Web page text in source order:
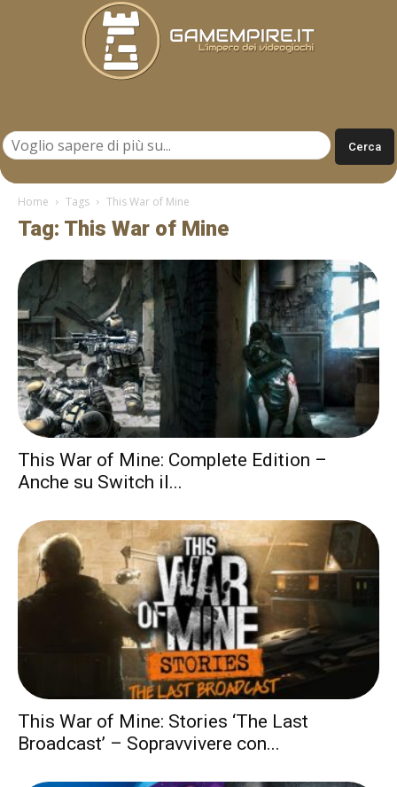
Home Tags This War of Mine
Tag: This War of Mine
This War of Mine: Complete Edition –
Anche su Switch il...
This War of Mine: Stories ‘The Last
Broadcast’ – Sopravvivere con...